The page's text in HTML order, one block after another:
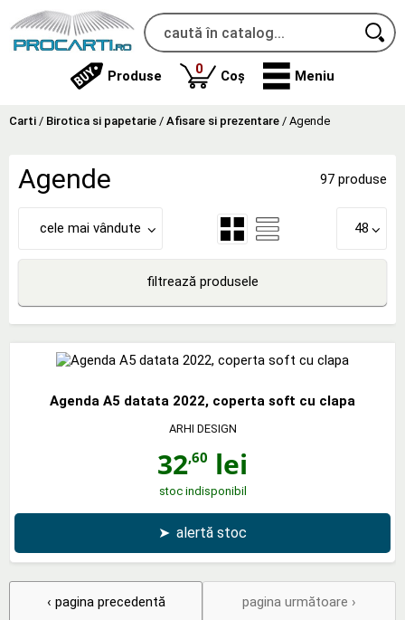
Produse 0produse
Coș Meniu
Carti / Birotica si papetarie / Afisare si prezentare / Agende
Agende 97 produse
cele mai vândute 48
filtrează produsele
Agenda A5 datata 2022, coperta soft cu clapa
ARHI DESIGN
32,60 lei
stoc indisponibil
➤ alertă stoc
‹ pagina precedentă pagina următoare ›